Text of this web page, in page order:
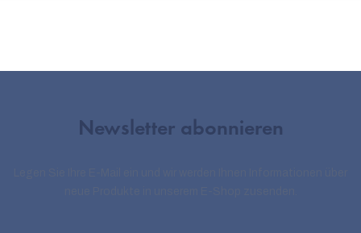
Newsletter abonnieren